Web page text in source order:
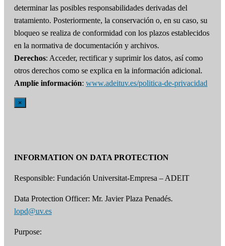
determinar las posibles responsabilidades derivadas del
tratamiento. Posteriormente, la conservación o, en su caso, su
bloqueo se realiza de conformidad con los plazos establecidos
en la normativa de documentación y archivos.
Derechos: Acceder, rectificar y suprimir los datos, así como
otros derechos como se explica en la información adicional.
Amplíe información: www.adeituv.es/politica-de-privacidad
×
INFORMATION ON DATA PROTECTION
Responsible: Fundación Universitat-Empresa – ADEIT
Data Protection Officer: Mr. Javier Plaza Penadés.
lopd@uv.es
Purpose: